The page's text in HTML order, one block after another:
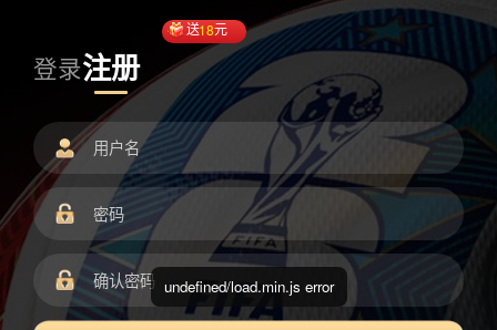
登录注册
送18元
undefined/load.min.js error